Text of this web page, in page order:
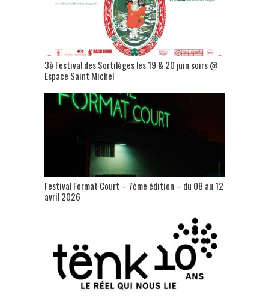
3è Festival des Sortilèges les 19 & 20 juin soirs @
Espace Saint Michel
Festival Format Court – 7ème édition – du 08 au 12
avril 2026